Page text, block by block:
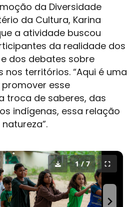
da Diversidade
da Cultura, Karina
a atividade buscou
da realidade dos
dos debates sobre
territórios. “Aqui é uma
esse
troca de saberes, das
indígenas, essa relação
1 / 7